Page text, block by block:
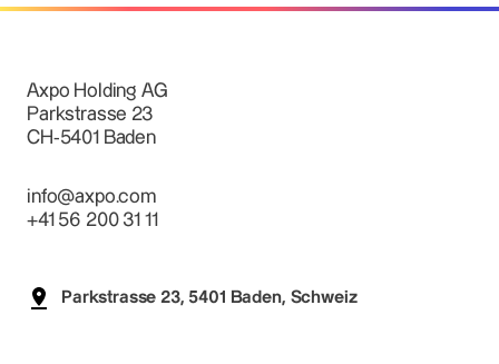
Axpo Holding AG
Parkstrasse 23
CH-5401 Baden
info@axpo.com
+41 56 200 31 11
Parkstrasse 23, 5401 Baden, Schweiz